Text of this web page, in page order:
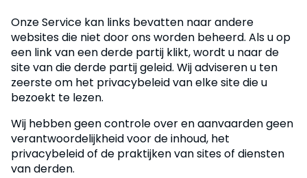
Onze Service kan links bevatten naar andere
websites die niet door ons worden beheerd. Als u op
een link van een derde partij klikt, wordt u naar de
site van die derde partij geleid. Wij adviseren u ten
zeerste om het privacybeleid van elke site die u
bezoekt te lezen.
Wij hebben geen controle over en aanvaarden geen
verantwoordelijkheid voor de inhoud, het
privacybeleid of de praktijken van sites of diensten
van derden.